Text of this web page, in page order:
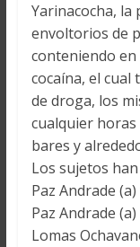
Yarinacocha, la
envoltorios de
conteniendo en
cocaína, el
de droga, los
cualquier horas
bares y
Los sujetos
Paz Andrade
Paz Andrade
Lomas